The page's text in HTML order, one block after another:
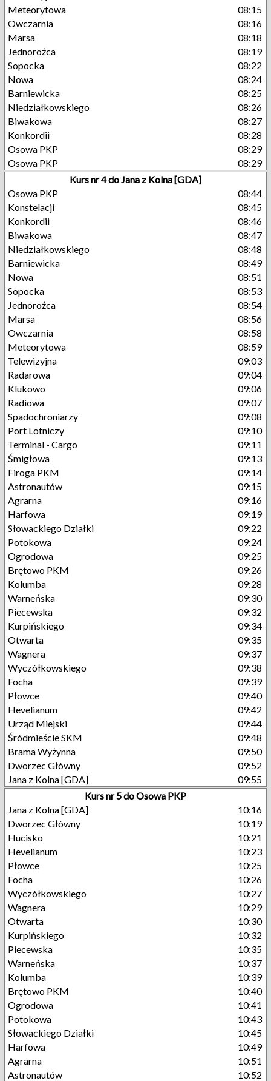
Meteorytowa
08:15
Owczarnia
08:16
Marsa
08:18
Jednorożca
08:19
Sopocka
08:22
Nowa
08:24
Barniewicka
08:25
Niedziałkowskiego
08:26
Biwakowa
08:27
Konkordii
08:28
Osowa PKP
08:29
Osowa PKP
08:29
Kurs nr 4 do Jana z Kolna [GDA]
Osowa PKP
08:44
Konstelacji
08:45
Konkordii
08:46
Biwakowa
08:47
Niedziałkowskiego
08:48
Barniewicka
08:49
Nowa
08:51
Sopocka
08:53
Jednorożca
08:54
Marsa
08:56
Owczarnia
08:58
Meteorytowa
08:59
Telewizyjna
09:03
Radarowa
09:04
Klukowo
09:06
Radiowa
09:07
Spadochroniarzy
09:08
Port Lotniczy
09:10
Terminal - Cargo
09:11
Śmigłowa
09:13
Firoga PKM
09:14
Astronautów
09:15
Agrarna
09:16
Harfowa
09:19
Słowackiego Działki
09:22
Potokowa
09:24
Ogrodowa
09:25
Brętowo PKM
09:26
Kolumba
09:28
Warneńska
09:30
Piecewska
09:32
Kurpińskiego
09:34
Otwarta
09:35
Wagnera
09:37
Wyczółkowskiego
09:38
Focha
09:39
Płowce
09:40
Hevelianum
09:42
Urząd Miejski
09:44
Śródmieście SKM
09:48
Brama Wyżynna
09:50
Dworzec Główny
09:52
Jana z Kolna [GDA]
09:55
Kurs nr 5 do Osowa PKP
Jana z Kolna [GDA]
10:16
Dworzec Główny
10:19
Hucisko
10:21
Hevelianum
10:23
Płowce
10:25
Focha
10:26
Wyczółkowskiego
10:27
Wagnera
10:29
Otwarta
10:30
Kurpińskiego
10:32
Piecewska
10:35
Warneńska
10:37
Kolumba
10:39
Brętowo PKM
10:40
Ogrodowa
10:41
Potokowa
10:43
Słowackiego Działki
10:45
Harfowa
10:49
Agrarna
10:51
Astronautów
10:52